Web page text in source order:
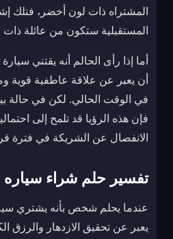
المشتراه ذات لون أخضر، فتلك
المستقبلية ستكون من عائلة
أما إذا رأى الحالم أنه يقتني
أن يعبر عن علاقة عاطفية قوية
في الوقت الحالي. لكن في حالة
فإن هذه الرؤيا قد تلمح إلى
الانفصال عن الشريكة في فترة
تفسير حلم شراء
عندما يحلم شخص بأنه يشتري
يعبر عن تحقيق الازدهار والرزق